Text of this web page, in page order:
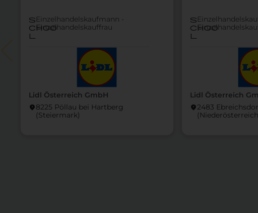
Lidl Österreich GmbH
location_on8225 Pöllau bei Hartberg
(Steier­mark)
s
choo
l
Einzelhandelskaufmann -
Einzelhandelskauffrau
Lidl Österreich
location_on2483
s
choo
l